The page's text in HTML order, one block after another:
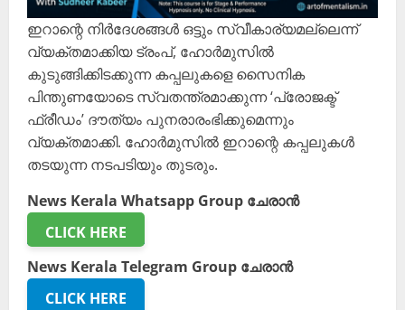
ഇറാന്റെ നിർദേശങ്ങൾ ഒട്ടും സ്വീകാര്യമല്ലെന്ന്
വ്യക്തമാക്കിയ ട്രംപ്, ഹോർമുസിൽ
കുടുങ്ങിക്കിടക്കുന്ന കപ്പലുകളെ സൈനിക
പിന്തുണയോടെ സ്വതന്ത്രമാക്കുന്ന ‘പ്രോജക്ട്
ഫ്രീഡം’ ദൗത്യം പുനരാരംഭിക്കുമെന്നും
വ്യക്തമാക്കി. ഹോർമുസിൽ ഇറാന്റെ കപ്പലുകൾ
തടയുന്ന നടപടിയും തുടരും.
News Kerala Whatsapp Group ചേരാൻ
CLICK HERE
News Kerala Telegram Group ചേരാൻ
CLICK HERE